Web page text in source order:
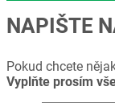
NAPIŠTE
Pokud chcete
Vyplňte prosím